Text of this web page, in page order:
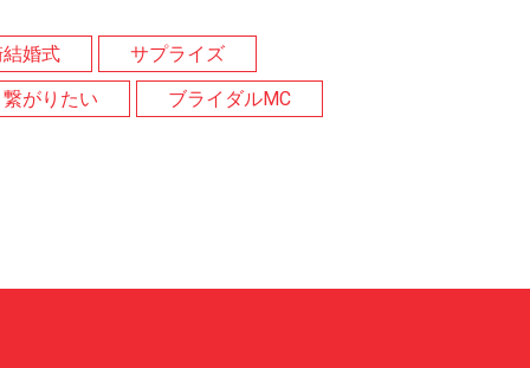
婚式
サプライズ
がりたい
ブライダルMC